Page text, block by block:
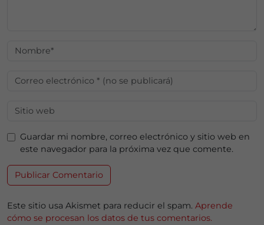
Guardar mi nombre, correo electrónico y sitio web en
este navegador para la próxima vez que comente.
Este sitio usa Akismet para reducir el spam. Aprende
cómo se procesan los datos de tus comentarios.